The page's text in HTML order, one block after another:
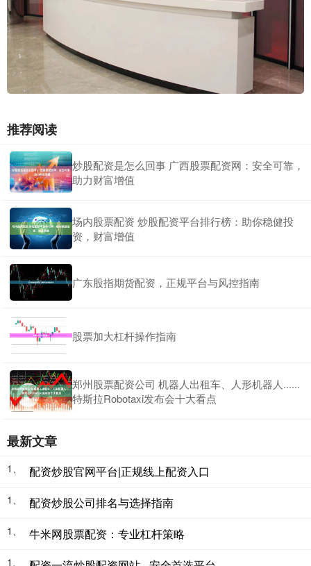
推荐阅读
炒股配资是怎么回事 广西股票配资网：安全可靠，
助力财富增值
场内股票配资 炒股配资平台排行榜：助你稳健投
资，财富增值
广东股指期货配资，正规平台与风控指南
股票加大杠杆操作指南
郑州股票配资公司 机器人出租车、人形机器人......
特斯拉Robotaxi发布会十大看点
最新文章
1、 配资炒股官网平台|正规线上配资入口
1、 配资炒股公司排名与选择指南
1、 牛米网股票配资：专业杠杆策略
1、